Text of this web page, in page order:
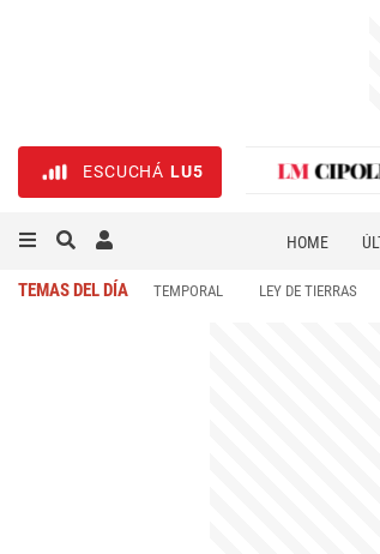
ESCUCHÁ LU5
HOME
TEMAS DEL DÍA TEMPORAL LEY DE TIERRAS